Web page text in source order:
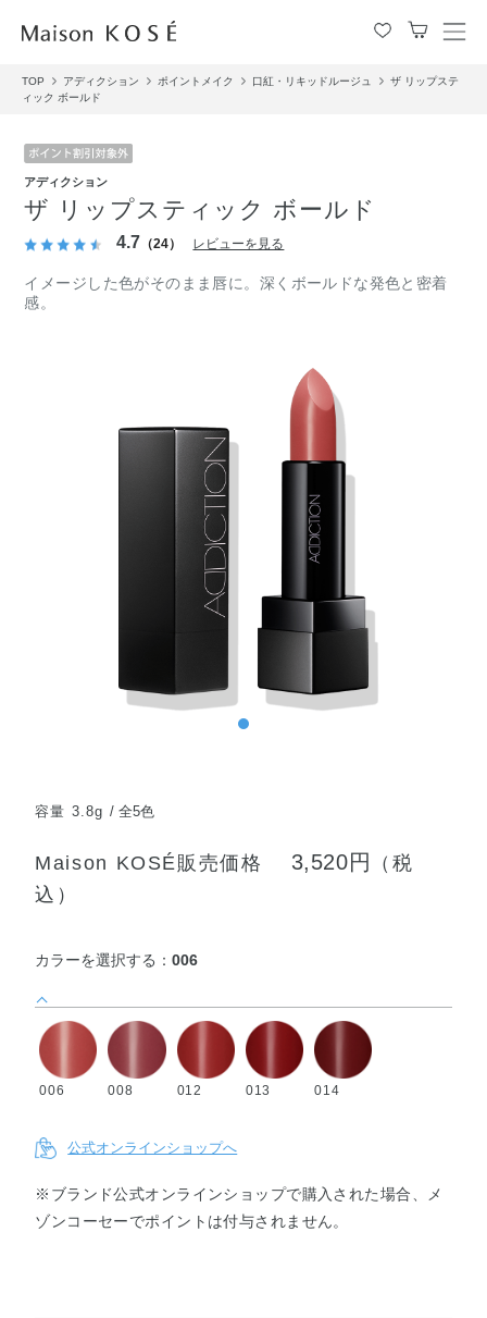
メ
ュ
TOP アディクション ポイントメイク 口紅・リキッドルージュ
ザ リップステ
ィック ボールド
アディクション
ザ リップスティック ボールド
4.7 （24） レビューを見る
イメージした色がそのまま唇に。深くボールドな発色と密着
感。
容量 3.8g 全5色
Maison KOSÉ販売価格 3,520円
（税
込）
カラーを選択する：006
006 008 012 013 014
公式オンラインショップへ
※ブランド公式オンラインショップで購入された場合、メ
ゾンコーセーでポイントは付与されません。